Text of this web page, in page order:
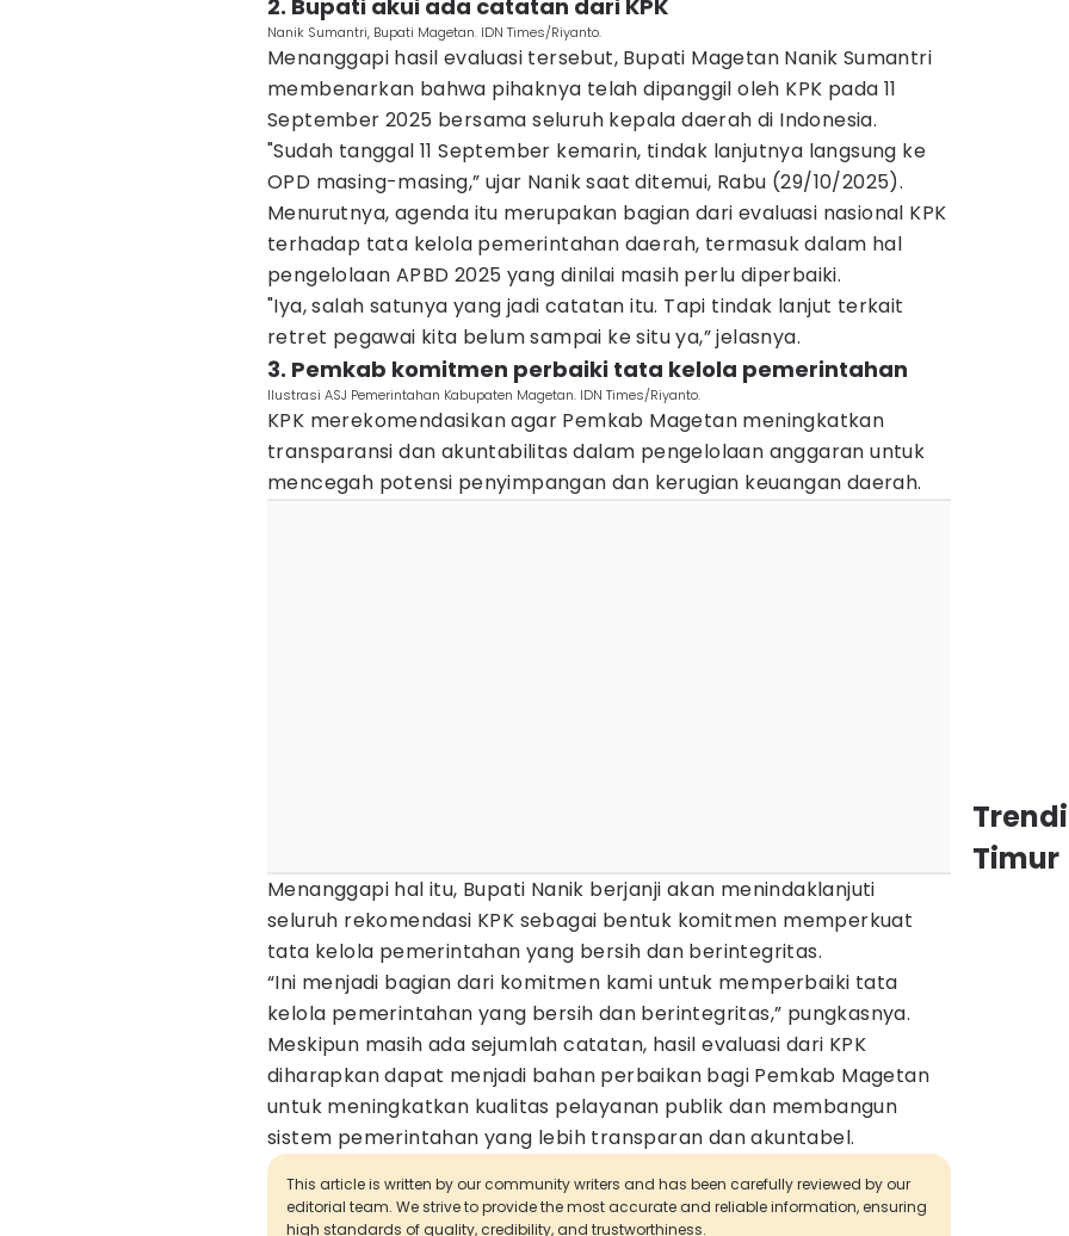
2. Bupati akui ada catatan dari KPK
Nanik Sumantri, Bupati Magetan. IDN Times/Riyanto.
Menanggapi hasil evaluasi tersebut, Bupati Magetan Nanik Sumantri
membenarkan bahwa pihaknya telah dipanggil oleh KPK pada 11
September 2025 bersama seluruh kepala daerah di Indonesia.
"Sudah tanggal 11 September kemarin, tindak lanjutnya langsung ke
OPD masing-masing,” ujar Nanik saat ditemui, Rabu (29/10/2025).
Menurutnya, agenda itu merupakan bagian dari evaluasi nasional KPK
terhadap tata kelola pemerintahan daerah, termasuk dalam hal
pengelolaan APBD 2025 yang dinilai masih perlu diperbaiki.
"Iya, salah satunya yang jadi catatan itu. Tapi tindak lanjut terkait
retret pegawai kita belum sampai ke situ ya,” jelasnya.
3. Pemkab komitmen perbaiki tata kelola pemerintahan
Ilustrasi ASJ Pemerintahan Kabupaten Magetan. IDN Times/Riyanto.
KPK merekomendasikan agar Pemkab Magetan meningkatkan
transparansi dan akuntabilitas dalam pengelolaan anggaran untuk
mencegah potensi penyimpangan dan kerugian keuangan daerah.
Menanggapi hal itu, Bupati Nanik berjanji akan menindaklanjuti
seluruh rekomendasi KPK sebagai bentuk komitmen memperkuat
tata kelola pemerintahan yang bersih dan berintegritas.
“Ini menjadi bagian dari komitmen kami untuk memperbaiki tata
kelola pemerintahan yang bersih dan berintegritas,” pungkasnya.
Meskipun masih ada sejumlah catatan, hasil evaluasi dari KPK
diharapkan dapat menjadi bahan perbaikan bagi Pemkab Magetan
untuk meningkatkan kualitas pelayanan publik dan membangun
sistem pemerintahan yang lebih transparan dan akuntabel.
This article is written by our community writers and has been carefully reviewed by our
editorial team. We strive to provide the most accurate and reliable information, ensuring
high standards of quality, credibility, and trustworthiness.
Timur